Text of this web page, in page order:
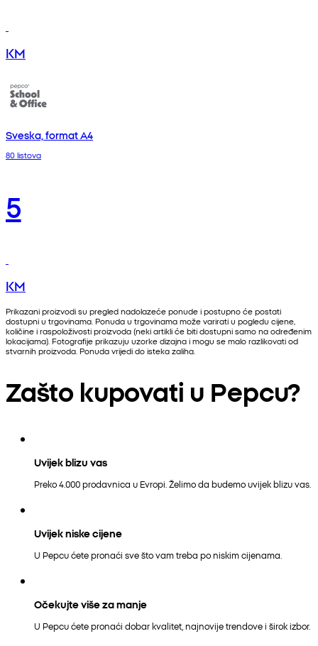
KM
Sveska, format A4
80 listova
5
KM
Prikazani proizvodi su pregled nadolazeće ponude i postupno će postati
dostupni u trgovinama. Ponuda u trgovinama može varirati u pogledu cijene,
količine i raspoloživosti proizvoda (neki artikli će biti dostupni samo na određenim
lokacijama). Fotografije prikazuju uzorke dizajna i mogu se malo razlikovati od
stvarnih proizvoda. Ponuda vrijedi do isteka zaliha.
Zašto kupovati u Pepcu?
Uvijek blizu vas
Preko 4.000 prodavnica u Evropi. Želimo da budemo uvijek blizu vas.
Uvijek niske cijene
U Pepcu ćete pronaći sve što vam treba po niskim cijenama.
Očekujte više za manje
U Pepcu ćete pronaći dobar kvalitet, najnovije trendove i širok izbor.